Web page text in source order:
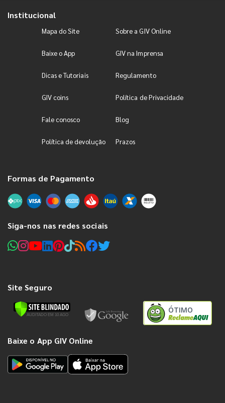
Institucional
Mapa do Site Sobre a GIV Online
Baixe o App GIV na Imprensa
Dicas e Tutoriais Regulamento
GIV coins Política de Privacidade
Fale conosco Blog
Política de devolução Prazos
Formas de Pagamento
Siga-nos nas redes sociais
Site Seguro
ÓTIMO
Baixe o App GIV Online